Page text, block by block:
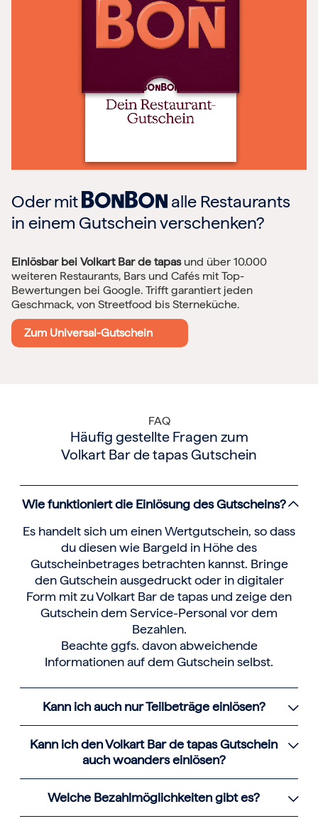
Oder mit
alle Restaurants
in einem Gutschein verschenken?
Einlösbar bei Volkart Bar de tapasund über 10.000
weiteren Restaurants, Bars und Cafés mit Top-
Bewertungen bei Google. Trifft garantiert jeden
Geschmack, von Streetfood bis Sterneküche.
Zum Universal-Gutschein
FAQ
Häufig gestellte Fragen zum
Volkart Bar de tapas Gutschein
Wie funktioniert die Einlösung des Gutscheins?
Es handelt sich um einen Wertgutschein, so dass
du diesen wie Bargeld in Höhe des
Gutscheinbetrages betrachten kannst. Bringe
den Gutschein ausgedruckt oder in digitaler
Form mit zu Volkart Bar de tapas und zeige den
Gutschein dem Service-Personal vor dem
Bezahlen.
Beachte ggfs. davon abweichende
Informationen auf dem Gutschein selbst.
Kann ich auch nur Teilbeträge einlösen?
Kann ich den Volkart Bar de tapas Gutschein
auch woanders einlösen?
Welche Bezahlmöglichkeiten gibt es?